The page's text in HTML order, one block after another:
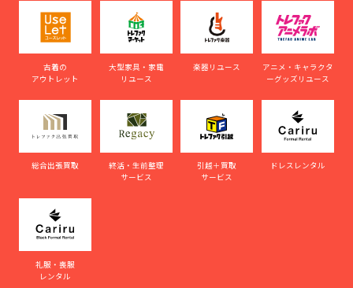
古着の
アウトレット
大型家具・家電
リユース
楽器リユース
アニメ・キャラクタ
ーグッズリユース
総合出張買取
終活・生前整理
サービス
引越＋買取
サービス
ドレスレンタル
礼服・喪服
レンタル